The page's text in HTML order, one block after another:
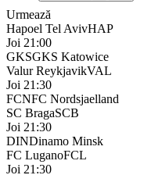
Urmează
Hapoel Tel AvivHAP
Joi 21:00
GKSGKS Katowice
Valur ReykjavikVAL
Joi 21:30
FCNFC Nordsjaelland
SC BragaSCB
Joi 21:30
DINDinamo Minsk
FC LuganoFCL
Joi 21:30